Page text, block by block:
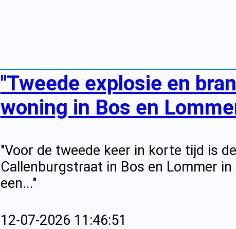
"Tweede explosie en
woning in Bos en
"Voor de tweede keer in korte tijd is
Callenburgstraat in Bos en Lommer
een..."
12-07-2026 11:46:51